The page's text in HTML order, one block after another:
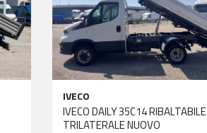
IVECO
IVECO DAILY 35C14 RIBALTABILE
TRILATERALE NUOVO